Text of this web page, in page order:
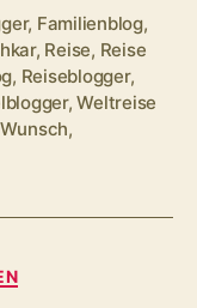
–
Wünsch
Dir
was!“
, Familienblog,
, Reise, Reise
, Reiseblogger,
,Weltreise
Wunsch,